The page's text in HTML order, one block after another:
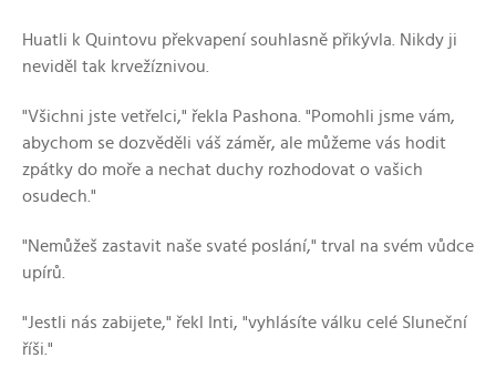
Huatli k Quintovu překvapení souhlasně přikývla. Nikdy ji
neviděl tak krvežíznivou.
"Všichni jste vetřelci," řekla Pashona. "Pomohli jsme vám,
abychom se dozvěděli váš záměr, ale můžeme vás hodit
zpátky do moře a nechat duchy rozhodovat o vašich
osudech."
"Nemůžeš zastavit naše svaté poslání," trval na svém vůdce
upírů.
"Jestli nás zabijete," řekl Inti, "vyhlásíte válku celé Sluneční
říši."